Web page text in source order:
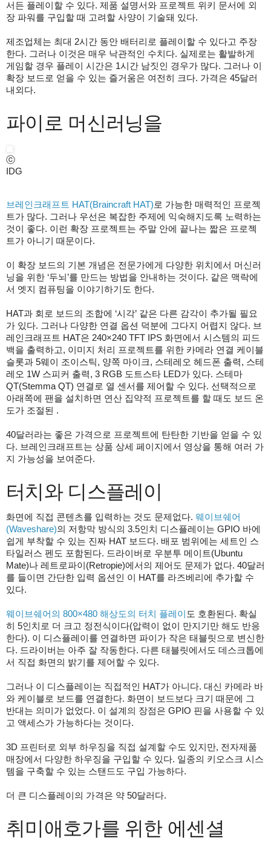
서든 플레이할 수 있다. 제품 설명서와 프로젝트 위키 문서에 외
장 파워를 구입할 때 고려할 사양이 기술돼 있다.
제조업체는 최대 2시간 동안 배터리로 플레이할 수 있다고 주장
한다. 그러나 이것은 매우 낙관적인 수치다. 실제로는 활발하게
게임할 경우 플레이 시간은 1시간 남짓인 경우가 많다. 그러나 이
확장 보드로 얻을 수 있는 즐거움은 여전히 크다. 가격은 45달러
내외다.
파이로 머신러닝을
ⓒ
IDG
브레인크래프트 HAT(Braincraft HAT)로 가능한 매력적인 프로젝
트가 많다. 그러나 우선은 복잡한 주제에 익숙해지도록 노력하는
것이 좋다. 이런 확장 프로젝트는 주말 안에 끝나는 짧은 프로젝
트가 아니기 때문이다.
이 확장 보드의 기본 개념은 전문가에게 다양한 위치에서 머신러
닝을 위한 ‘두뇌’를 만드는 방법을 안내하는 것이다. 같은 맥락에
서 엣지 컴퓨팅을 이야기하기도 한다.
HAT과 회로 보드의 조합에 ‘시각’ 같은 다른 감각이 추가될 필요
가 있다. 그러나 다양한 연결 옵션 덕분에 그다지 어렵지 않다. 브
레인크래프트 HAT은 240×240 TFT IPS 화면에서 시스템의 피드
백을 출력하고, 이미지 처리 프로젝트를 위한 카메라 연결 케이블
슬롯과 5웨이 조이스틱, 양쪽 마이크, 스테레오 헤드폰 출력, 스테
레오 1W 스피커 출력, 3 RGB 도트스타 LED가 있다. 스테마
QT(Stemma QT) 연결로 열 센서를 제어할 수 있다. 선택적으로
아래쪽에 팬을 설치하면 연산 집약적 프로젝트를 할 때도 보드 온
도가 조절된 .
40달러라는 좋은 가격으로 프로젝트에 탄탄한 기반을 얻을 수 있
다. 브레인크래프트는 상품 상세 페이지에서 영상을 통해 여러 가
지 가능성을 보여준다.
터치와 디스플레이
화면에 직접 콘텐츠를 입력하는 것도 문제없다. 웨이브쉐어
(Waveshare)의 저항막 방식의 3.5인치 디스플레이는 GPIO 바에
쉽게 부착할 수 있는 진짜 HAT 보드다. 배포 범위에는 세트인 스
타일러스 펜도 포함된다. 드라이버로 우분투 메이트(Ubuntu
Mate)나 레트로파이(Retropie)에서의 제어도 문제가 없다. 40달러
를 들이면 간단한 입력 옵션인 이 HAT를 라즈베리에 추가할 수
있다.
웨이브쉐어의 800×480 해상도의 터치 플레이 도 호환된다. 확실
히 5인치로 더 크고 정전식이다(압력이 없이 만지기만 해도 반응
한다). 이 디스플레이를 연결하면 파이가 작은 태블릿으로 변신한
다. 드라이버는 아주 잘 작동한다. 다른 태블릿에서도 데스크톱에
서 직접 화면의 밝기를 제어할 수 있다.
그러나 이 디스플레이는 직접적인 HAT가 아니다. 대신 카메라 바
와 케이블로 보드를 연결한다. 화면이 보드보다 크기 때문에 그
반대는 의미가 없었다. 이 설계의 장점은 GPIO 핀을 사용할 수 있
고 액세스가 가능하다는 것이다.
3D 프린터로 외부 하우징을 직접 설계할 수도 있지만, 전자제품
매장에서 다양한 하우징을 구입할 수 있다. 일종의 키오스크 시스
템을 구축할 수 있는 스탠드도 구입 가능하다.
더 큰 디스플레이의 가격은 약 50달러다.
취미애호가를 위한 에센셜